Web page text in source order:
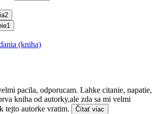
2
1
(kniha)
pacila, odporucam. Lahke citanie, napatie,
kniha od autorky,ale zda sa mi velmi
tejto autorke vratim.
Čítať viac